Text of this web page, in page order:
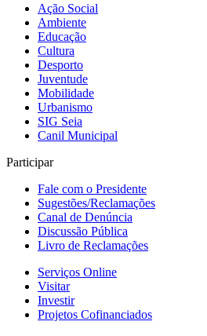
Ação Social
Ambiente
Educação
Cultura
Desporto
Juventude
Mobilidade
Urbanismo
SIG Seia
Canil Municipal
Participar
Fale com o Presidente
Sugestões/Reclamações
Canal de Denúncia
Discussão Pública
Livro de Reclamações
Serviços Online
Visitar
Investir
Projetos Cofinanciados